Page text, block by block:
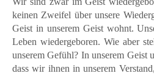
keinen Zweifel über unsere
Geist in unserem Geist wohnt.
Leben wiedergeboren. Wie aber
unserem Gefühl? In unserem Geist
dass wir ihnen in unserem